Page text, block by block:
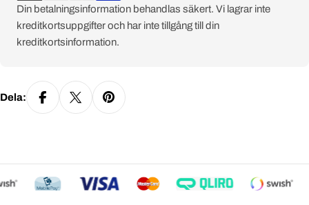
Din betalningsinformation behandlas säkert. Vi lagrar inte
kreditkortsuppgifter och har inte tillgång till din
kreditkortsinformation.
Dela: